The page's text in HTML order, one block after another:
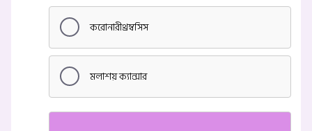
করোনারীথ্রম্বসিস
মলাশয় ক্যান্সার